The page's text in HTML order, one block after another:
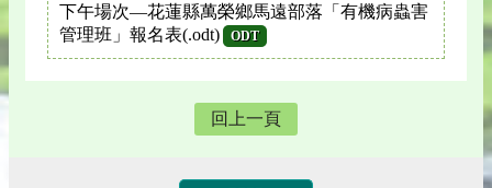
下午場次—花蓮縣萬榮鄉馬遠部落「有機病蟲害
管理班」報名表(.odt)
ODT
回上一頁